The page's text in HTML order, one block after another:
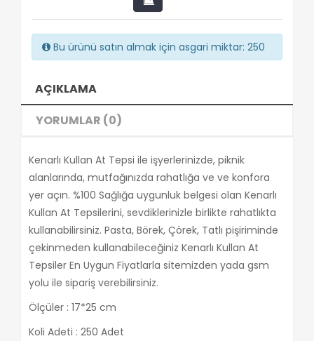
Bu ürünü satın almak için asgari miktar: 250
AÇIKLAMA
YORUMLAR (0)
Kenarlı Kullan At Tepsi ile işyerlerinizde, piknik
alanlarında, mutfağınızda rahatlığa ve ve konfora
yer açın. %100 Sağlığa uygunluk belgesi olan Kenarlı
Kullan At Tepsilerini, sevdiklerinizle birlikte rahatlıkta
kullanabilirsiniz. Pasta, Börek, Çörek, Tatlı pişiriminde
çekinmeden kullanabileceğiniz Kenarlı Kullan At
Tepsiler En Uygun Fiyatlarla sitemizden yada gsm
yolu ile sipariş verebilirsiniz.
Ölçüler : 17*25 cm
Koli Adeti : 250 Adet